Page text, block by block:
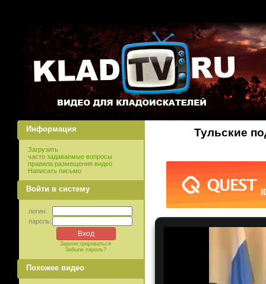
Информация
Загрузить
часто задаваемые вопросы
правила размещения видео
Написать письмо
Войти в систему
логин:
пароль:
Зарегистрироваться
Забыли пароль?
Похожее видео
Тульские